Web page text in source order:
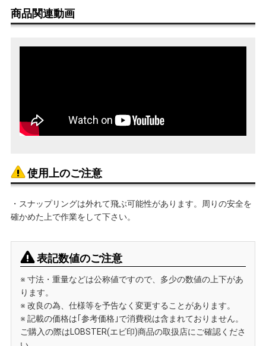
商品関連動画
使用上のご注意
・スナップリングは外れて飛ぶ可能性があります。周りの安全を
確かめた上で作業をして下さい。
表記数値のご注意
※ 寸法・重量などは公称値ですので、多少の数値の上下があ
ります。
※ 改良の為、仕様等を予告なく変更することがあります。
※ 記載の価格は｢参考価格｣で消費税は含まれておりません。
ご購入の際はLOBSTER(エビ印)商品の取扱店にご確認くださ